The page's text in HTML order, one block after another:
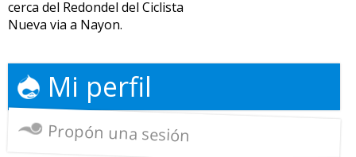
cerca del Redondel del Ciclista
Nueva via a Nayon.
Mi perfil
Propón una sesión